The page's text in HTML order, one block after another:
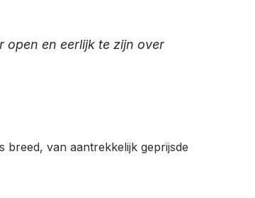
open en eerlijk te zijn over
breed, van aantrekkelijk geprijsde